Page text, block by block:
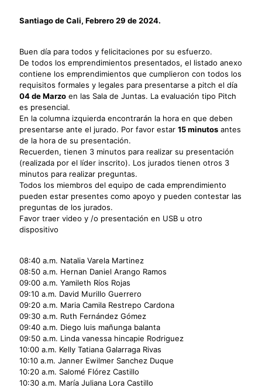
Santiago de Cali, Febrero 29 de 2024.
Buen día para todos y felicitaciones por su esfuerzo.
De todos los emprendimientos presentados, el listado anexo
contiene los emprendimientos que cumplieron con todos los
requisitos formales y legales para presentarse a pitch el día
04 de Marzo en las Sala de Juntas. La evaluación tipo Pitch
es presencial.
En la columna izquierda encontrarán la hora en que deben
presentarse ante el jurado. Por favor estar 15 minutos antes
de la hora de su presentación.
Recuerden, tienen 3 minutos para realizar su presentación
(realizada por el líder inscrito). Los jurados tienen otros 3
minutos para realizar preguntas.
Todos los miembros del equipo de cada emprendimiento
pueden estar presentes como apoyo y pueden contestar las
preguntas de los jurados.
Favor traer video y /o presentación en USB u otro
dispositivo
08:40 a.m. Natalia Varela Martinez
08:50 a.m. Hernan Daniel Arango Ramos
09:00 a.m. Yamileth Ríos Rojas
09:10 a.m. David Murillo Guerrero
09:20 a.m. Maria Camila Restrepo Cardona
09:30 a.m. Ruth Fernández Gómez
09:40 a.m. Diego luis mañunga balanta
09:50 a.m. Linda vanessa hincapie Rodriguez
10:00 a.m. Kelly Tatiana Galarraga Rivas
10:10 a.m. Janner Ewilmer Sanchez Duque
10:20 a.m. Salomé Flórez Castillo
10:30 a.m. María Juliana Lora Castillo